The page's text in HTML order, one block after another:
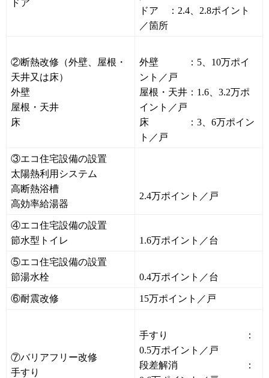
ドア
ドア ：2.4、2.8ポイント
／箇所
②断熱改修（外壁、屋根・
天井又は床）
外壁
屋根・天井
床
外壁 ：5、10万ポイ
ント／戸
屋根・天井：1.6、3.2万ポ
イント／戸
床 ：3、6万ポイン
ト／戸
③エコ住宅設備の設置
太陽熱利用システム
高断熱浴槽
高効率給湯器
2.4万ポイント／戸
④エコ住宅設備の設置
節水型トイレ
1.6万ポイント／台
⑤エコ住宅設備の設置
節湯水栓
0.4万ポイント／台
⑥耐震改修 15万ポイント／戸
⑦バリアフリー改修
手すり
手すり ：
0.5万ポイント／戸
段差解消 ：